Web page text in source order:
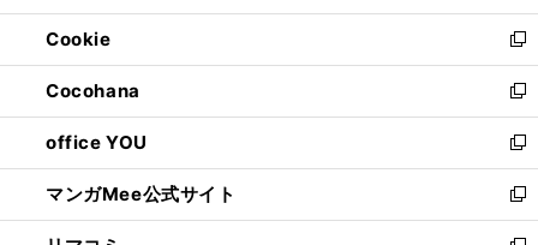
開
く
ウ
で
開
く
ン
ド
ウ
で
開
く
ウ
ィ
ン
ド
ウ
で
開
く
Cookie
新
し
い
ウ
ィ
ン
ド
ウ
Cocohana
新
し
い
ウ
ィ
ン
office YOU
新
し
い
ウ
マンガMee公式サイト
新
し